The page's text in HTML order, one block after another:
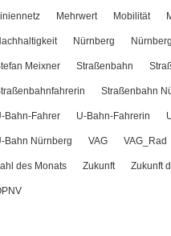
Mehrwert Mobilität
Nürnberg
Meixner Straßenbahn
Straßenbahn
Bahn-Fahrer U-Bahn-Fahrerin
Bahn Nürnberg VAG VAG_Rad
des Monats Zukunft Zukunft